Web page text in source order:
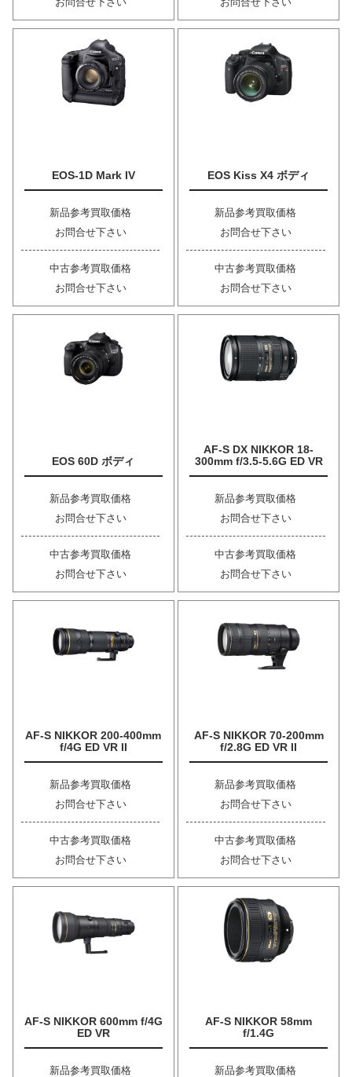
EOS-1D Mark IV
新品参考買取価格
お問合せ下さい
中古参考買取価格
お問合せ下さい
EOS Kiss X4 ボディ
新品参考買取価格
お問合せ下さい
中古参考買取価格
お問合せ下さい
EOS 60D ボディ
新品参考買取価格
お問合せ下さい
中古参考買取価格
お問合せ下さい
AF-S DX NIKKOR 18-
300mm f/3.5-5.6G ED VR
新品参考買取価格
お問合せ下さい
中古参考買取価格
お問合せ下さい
AF-S NIKKOR 200-400mm
f/4G ED VR II
新品参考買取価格
お問合せ下さい
中古参考買取価格
お問合せ下さい
AF-S NIKKOR 70-200mm
f/2.8G ED VR II
新品参考買取価格
お問合せ下さい
中古参考買取価格
お問合せ下さい
AF-S NIKKOR 600mm f/4G
ED VR
新品参考買取価格
AF-S NIKKOR 58mm
f/1.4G
新品参考買取価格